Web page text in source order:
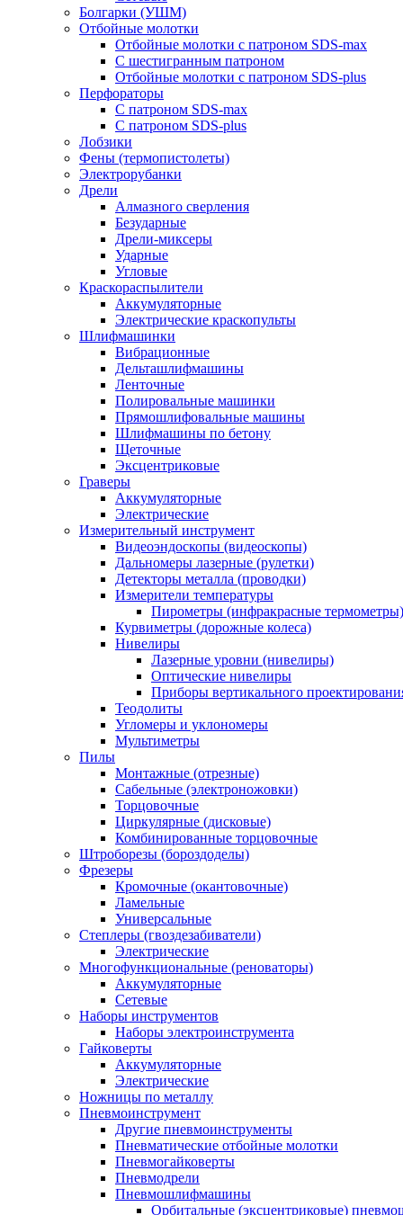
Болгарки (УШМ)
Отбойные молотки
Отбойные молотки с патроном SDS-max
С шестигранным патроном
Отбойные молотки с патроном SDS-plus
Перфораторы
С патроном SDS-max
С патроном SDS-plus
Лобзики
Фены (термопистолеты)
Электрорубанки
Дрели
Алмазного сверления
Безударные
Дрели-миксеры
Ударные
Угловые
Краскораспылители
Аккумуляторные
Электрические краскопульты
Шлифмашинки
Вибрационные
Дельташлифмашины
Ленточные
Полировальные машинки
Прямошлифовальные машины
Шлифмашины по бетону
Щеточные
Эксцентриковые
Граверы
Аккумуляторные
Электрические
Измерительный инструмент
Видеоэндоскопы (видеоскопы)
Дальномеры лазерные (рулетки)
Детекторы металла (проводки)
Измерители температуры
Пирометры (инфракрасные термометры)
Курвиметры (дорожные колеса)
Нивелиры
Лазерные уровни (нивелиры)
Оптические нивелиры
Приборы вертикального
Теодолиты
Угломеры и уклономеры
Мультиметры
Пилы
Монтажные (отрезные)
Сабельные (электроножовки)
Торцовочные
Циркулярные (дисковые)
Комбинированные торцовочные
Штроборезы (бороздоделы)
Фрезеры
Кромочные (окантовочные)
Ламельные
Универсальные
Степлеры (гвоздезабиватели)
Электрические
Многофункциональные (реноваторы)
Аккумуляторные
Сетевые
Наборы инструментов
Наборы электроинструмента
Гайковерты
Аккумуляторные
Электрические
Ножницы по металлу
Пневмоинструмент
Другие пневмоинструменты
Пневматические отбойные молотки
Пневмогайковерты
Пневмодрели
Пневмошлифмашины
Орбитальные (эксцентриковые)